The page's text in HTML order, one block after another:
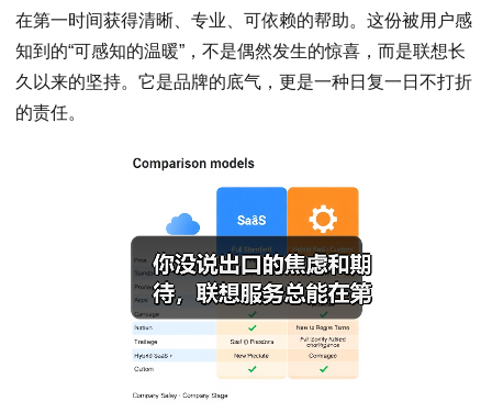
在第一时间获得清晰、专业、可依赖的帮助。这份被用户感
知到的“可感知的温暖”，不是偶然发生的惊喜，而是联想长
久以来的坚持。它是品牌的底气，更是一种日复一日不打折
的责任。